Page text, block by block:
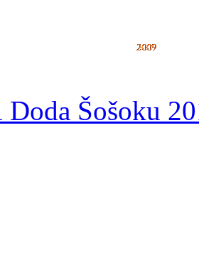
Doda Šošoku